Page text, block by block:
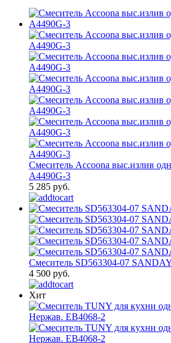
Смеситель Accoona выс.излив
A4490G-3
5 285 руб.
Смеситель SD563304-07
4 500 руб.
Хит